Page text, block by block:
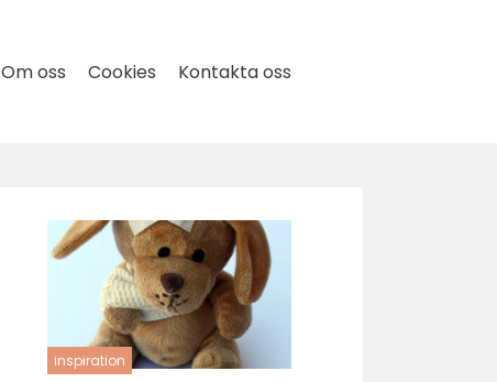
Om oss Cookies Kontakta oss
inspiration